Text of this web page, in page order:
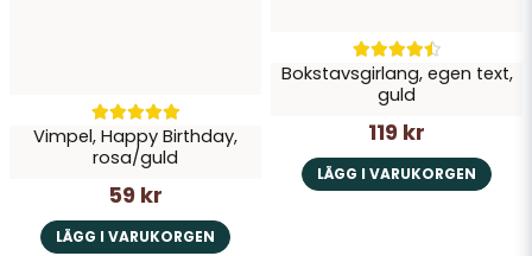
Vimpel, Happy Birthday,
rosa/guld
59 kr
LÄGG I VARUKORGEN
Bokstavsgirlang, egen text,
guld
119 kr
LÄGG I VARUKORGEN